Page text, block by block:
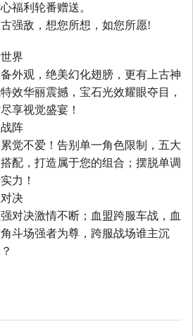
福利轮番赠送。
强敌，想您所想，如您所愿!
界
外观，绝美幻化翅膀，更有上古神
效华丽震撼，宝石光效耀眼夺目，
享视觉盛宴！
阵
觉不爱！告别单一角色限制，五大
配，打造属于您的组合；摆脱单调
力！
决
对决激情不断；血盟跨服车战，血
斗场强者为尊，跨服战场谁主沉